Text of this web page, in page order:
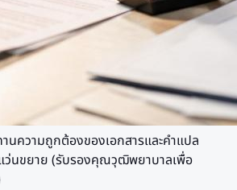
นความถูกต้องของเอกสารและคำแปล
ว่นขยาย (รับรองคุณวุฒิพยาบาลเพื่อ